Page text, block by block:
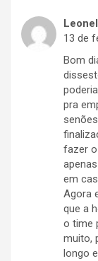
13 de
Bom
pra
fazer
em
Agora
que a
o time
muito,
longo